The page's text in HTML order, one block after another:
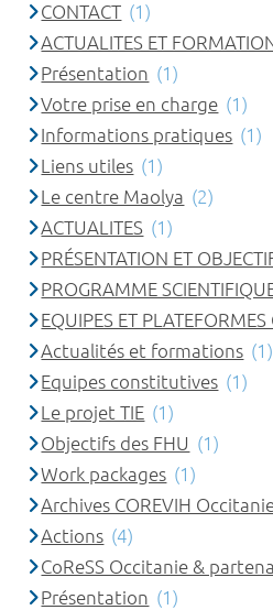
CONTACT (1)
ACTUALITES ET
Présentation (1)
Votre prise en charge (1)
Informations pratiques (1)
Liens utiles (1)
Le centre Maolya (2)
ACTUALITES (1)
PRÉSENTATION ET
PROGRAMME
EQUIPES ET
Actualités et formations (1)
Equipes constitutives (1)
Le projet TIE (1)
Objectifs des FHU (1)
Work packages (1)
Archives COREVIH
Actions (4)
CoReSS Occitanie &
Présentation (1)